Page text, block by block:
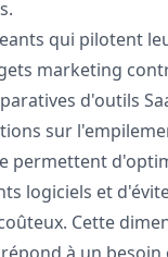
qui pilotent
marketing
d'outils
sur
permettent
logiciels et
Cette